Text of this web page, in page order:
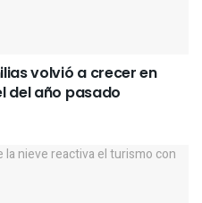
volvió a crecer en
del año pasado